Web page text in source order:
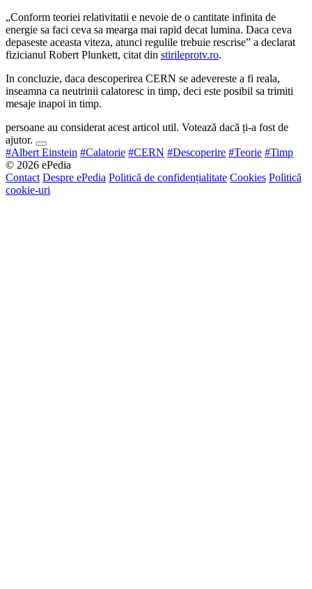
„Conform teoriei relativitatii e nevoie de o cantitate infinita de
energie sa faci ceva sa mearga mai rapid decat lumina. Daca ceva
depaseste aceasta viteza, atunci regulile trebuie rescrise” a declarat
fizicianul Robert Plunkett, citat din stirileprotv.ro.
In concluzie, daca descoperirea CERN se adevereste a fi reala,
inseamna ca neutrinii calatoresc in timp, deci este posibil sa trimiti
mesaje inapoi in timp.
persoane au considerat acest articol util. Votează dacă ți-a fost de
ajutor.
#Albert Einstein #Calatorie #CERN #Descoperire #Teorie #Timp
© 2026 ePedia
Contact Despre ePedia Politică de confidențialitate Cookies Politică
cookie-uri